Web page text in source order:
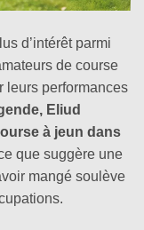
d’intérêt parmi
de course
leurs performances
Eliud
à jeun dans
que suggère une
mangé soulève